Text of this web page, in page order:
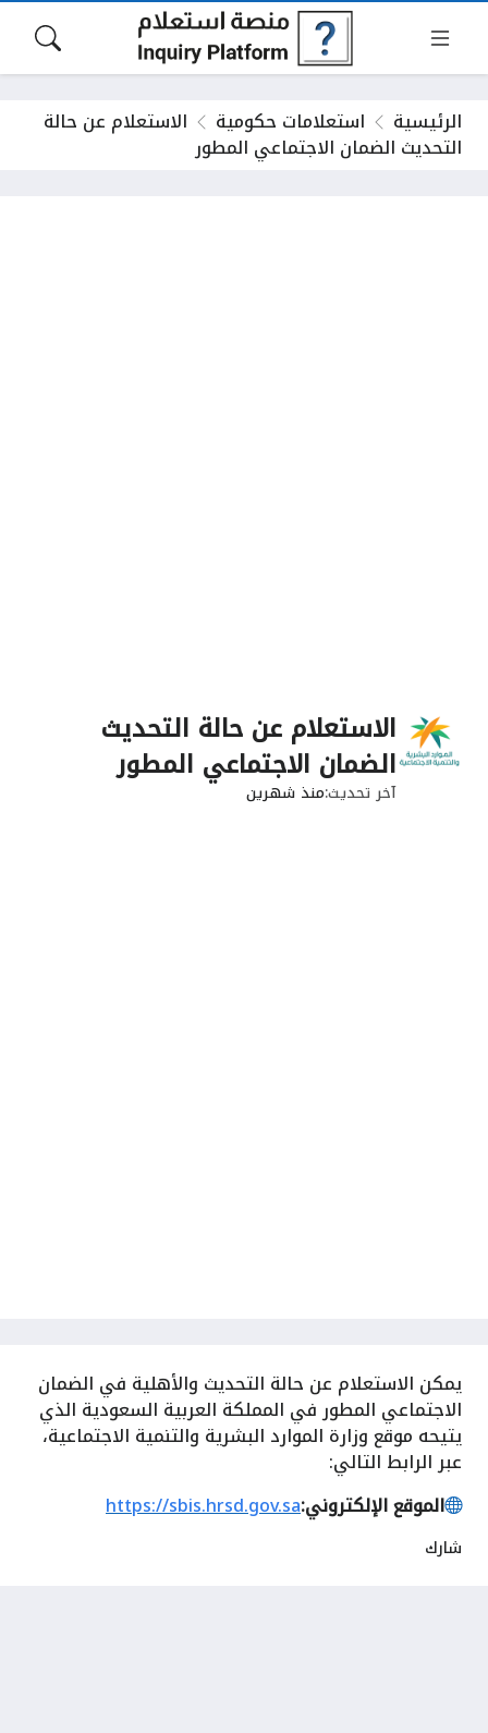
الرئيسية استعلامات حكومية الاستعلام عن حالة
التحديث الضمان الاجتماعي المطور
الاستعلام عن حالة التحديث
الضمان الاجتماعي المطور
آخر تحديثمنذ شهرين
يمكن الاستعلام عن حالة التحديث والأهلية في الضمان
الاجتماعي المطور في المملكة العربية السعودية الذي
يتيحه موقع وزارة الموارد البشرية والتنمية الاجتماعية،
عبر الرابط التالي:
الموقع الإلكتروني:https://sbis.hrsd.gov.sa
شارك